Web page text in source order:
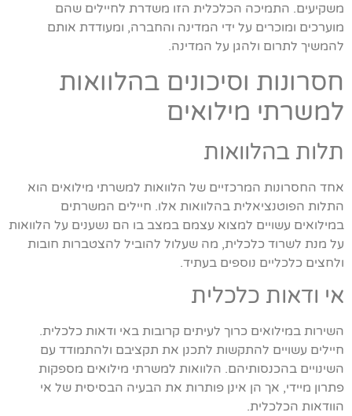
משקיעים. התמיכה הכלכלית הזו משדרת לחיילים שהם
מוערכים ומוכרים על ידי המדינה והחברה, ומעודדת אותם
להמשיך לתרום ולהגן על המדינה.
חסרונות וסיכונים בהלוואות
למשרתי מילואים
תלות בהלוואות
אחד החסרונות המרכזיים של הלוואות למשרתי מילואים הוא
התלות הפוטנציאלית בהלוואות אלו. חיילים המשרתים
במילואים עשויים למצוא עצמם במצב בו הם נשענים על הלוואות
על מנת לשרוד כלכלית, מה שעלול להוביל להצטברות חובות
ולחצים כלכליים נוספים בעתיד.
אי ודאות כלכלית
השירות במילואים כרוך לעיתים קרובות באי ודאות כלכלית.
חיילים עשויים להתקשות לתכנן את תקציבם ולהתמודד עם
השינויים בהכנסותיהם. הלוואות למשרתי מילואים מספקות
פתרון מיידי, אך הן אינן פותרות את הבעיה הבסיסית של אי
הוודאות הכלכלית.